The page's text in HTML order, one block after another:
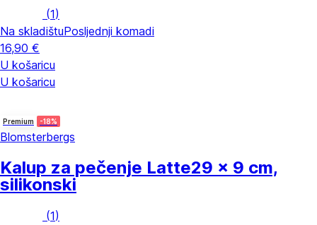
(1)
Na skladištuPosljednji komadi
16,90 €
U košaricu
U košaricu
Premium -18%
Blomsterbergs
Kalup za pečenje Latte29 x 9 cm,
silikonski
(1)